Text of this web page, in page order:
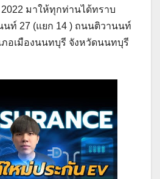
มาให้ทุกท่านได้ทราบ
นท์ 27 (แยก 14 ) ถนนติวานนท์
ภอเมืองนนทบุรี จังหวัดนนทบุรี